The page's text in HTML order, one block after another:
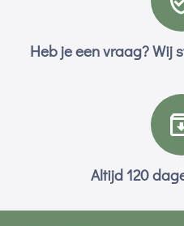
Heb je een vraag? Wij
Altijd 120